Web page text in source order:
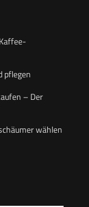
pflegen
– Der
wählen